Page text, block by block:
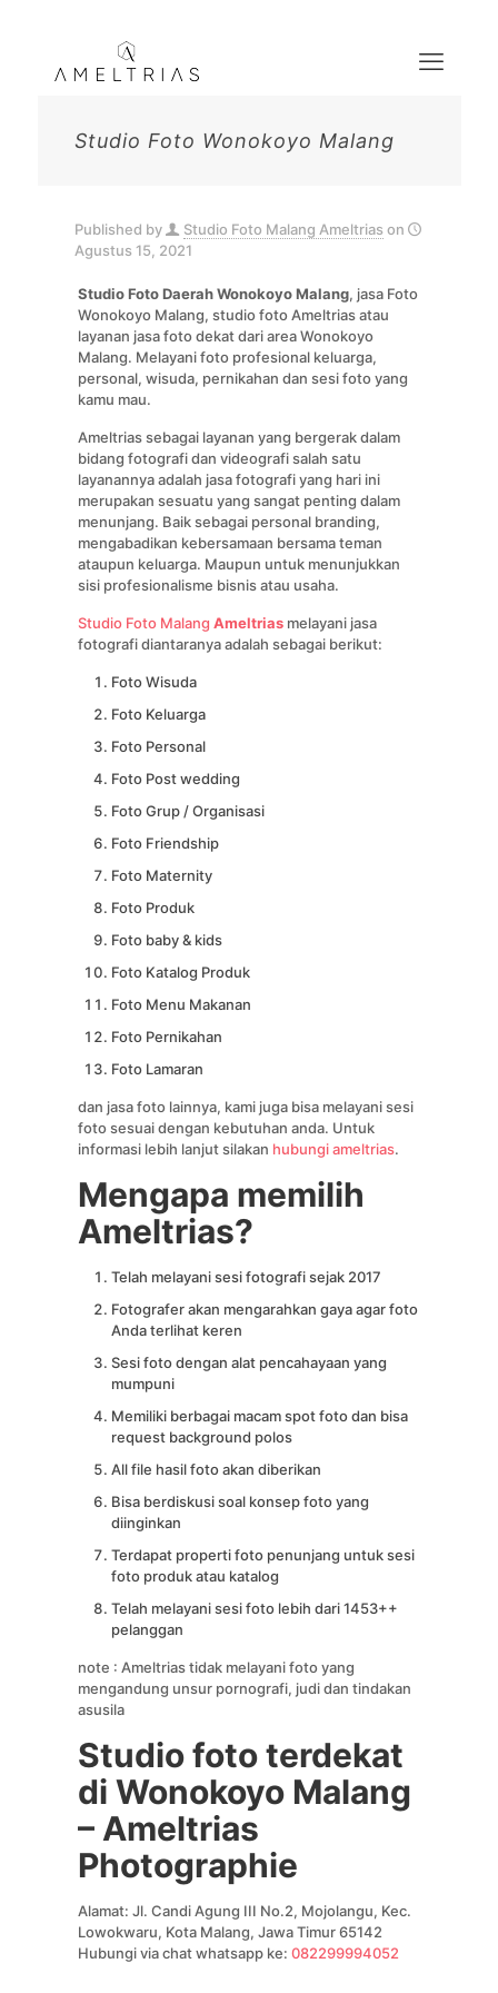
Studio Foto Wonokoyo Malang
Published by Studio Foto Malang Ameltrias on
Agustus 15, 2021
Studio Foto Daerah Wonokoyo Malang, jasa Foto
Wonokoyo Malang, studio foto Ameltrias atau
layanan jasa foto dekat dari area Wonokoyo
Malang. Melayani foto profesional keluarga,
personal, wisuda, pernikahan dan sesi foto yang
kamu mau.
Ameltrias sebagai layanan yang bergerak dalam
bidang fotografi dan videografi salah satu
layanannya adalah jasa fotografi yang hari ini
merupakan sesuatu yang sangat penting dalam
menunjang. Baik sebagai personal branding,
mengabadikan kebersamaan bersama teman
ataupun keluarga. Maupun untuk menunjukkan
sisi profesionalisme bisnis atau usaha.
Studio Foto Malang Ameltriasmelayani jasa
fotografi diantaranya adalah sebagai berikut:
Foto Wisuda
Foto Keluarga
Foto Personal
Foto Post wedding
Foto Grup / Organisasi
Foto Friendship
Foto Maternity
Foto Produk
Foto baby & kids
Foto Katalog Produk
Foto Menu Makanan
Foto Pernikahan
Foto Lamaran
dan jasa foto lainnya, kami juga bisa melayani sesi
foto sesuai dengan kebutuhan anda. Untuk
informasi lebih lanjut silakan hubungi ameltrias.
Mengapa memilih
Ameltrias?
Telah melayani sesi fotografi sejak 2017
Fotografer akan mengarahkan gaya agar foto
Anda terlihat keren
Sesi foto dengan alat pencahayaan yang
mumpuni
Memiliki berbagai macam spot foto dan bisa
request background polos
All file hasil foto akan diberikan
Bisa berdiskusi soal konsep foto yang
diinginkan
Terdapat properti foto penunjang untuk sesi
foto produk atau katalog
Telah melayani sesi foto lebih dari 1453++
pelanggan
note : Ameltrias tidak melayani foto yang
mengandung unsur pornografi, judi dan tindakan
asusila
Studio foto terdekat
di Wonokoyo Malang
– Ameltrias
Photographie
Alamat: Jl. Candi Agung III No.2, Mojolangu, Kec.
Lowokwaru, Kota Malang, Jawa Timur 65142
Hubungi via chat whatsapp ke: 082299994052